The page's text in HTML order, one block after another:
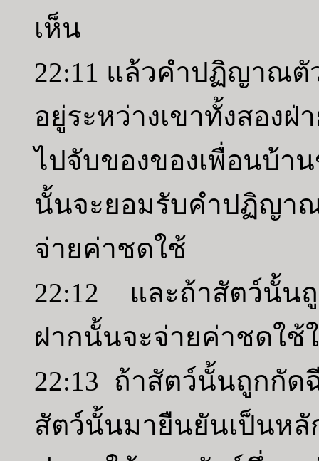
เห็น
22:11 แล้วคำปฏิญาณตั
อยู่ระหว่างเขาทั้งสองฝ่
ไปจับของของเพื่อนบ้า
นั้นจะยอมรับคำปฏิญ
จ่ายค่าชดใช้
22:12 และถ้าสัตว์นั้น
ฝากนั้นจะจ่ายค่าชดใช้
22:13 ถ้าสัตว์นั้นถูกกัด
สัตว์นั้นมายืนยันเป็นห